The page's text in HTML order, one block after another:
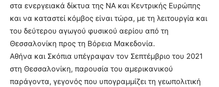
στα ενεργειακά δίκτυα της ΝΑ και Κεντρικής Ευρώπης
και να καταστεί κόμβος είναι τώρα, με τη λειτουργία και
του δεύτερου αγωγού φυσικού αερίου από τη
Θεσσαλονίκη προς τη Βόρεια Μακεδονία.
Αθήνα και Σκόπια υπέγραψαν τον Σεπτέμβριο του 2021
στη Θεσσαλονίκη, παρουσία του αμερικανικού
παράγοντα, γεγονός που υπογραμμίζει τη γεωπολιτική